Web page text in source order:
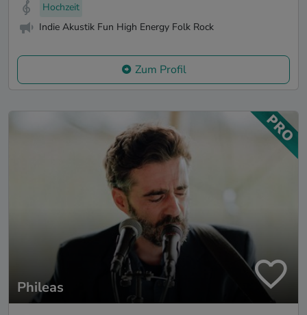
Hochzeit
Indie Akustik Fun High Energy Folk Rock
Zum Profil
Phileas